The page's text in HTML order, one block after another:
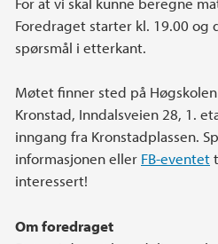
Foredraget starter kl. 19.00
spørsmål i etterkant.
Møtet finner sted på
Kronstad, Inndalsveien 28, 1.
inngang fra Kronstadplassen.
informasjonen eller FB-eventet
interessert!
Om foredraget